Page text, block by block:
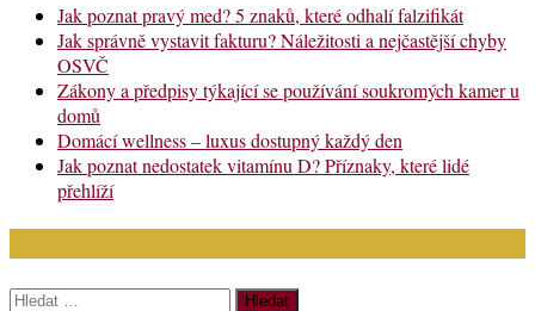
Jak poznat pravý med? 5 znaků, které odhalí falzifikát
Jak správně vystavit fakturu? Náležitosti a nejčastější chyby
OSVČ
Zákony a předpisy týkající se používání soukromých kamer u
domů
Domácí wellness – luxus dostupný každý den
Jak poznat nedostatek vitamínu D? Příznaky, které lidé
přehlíží
Vyhledávání